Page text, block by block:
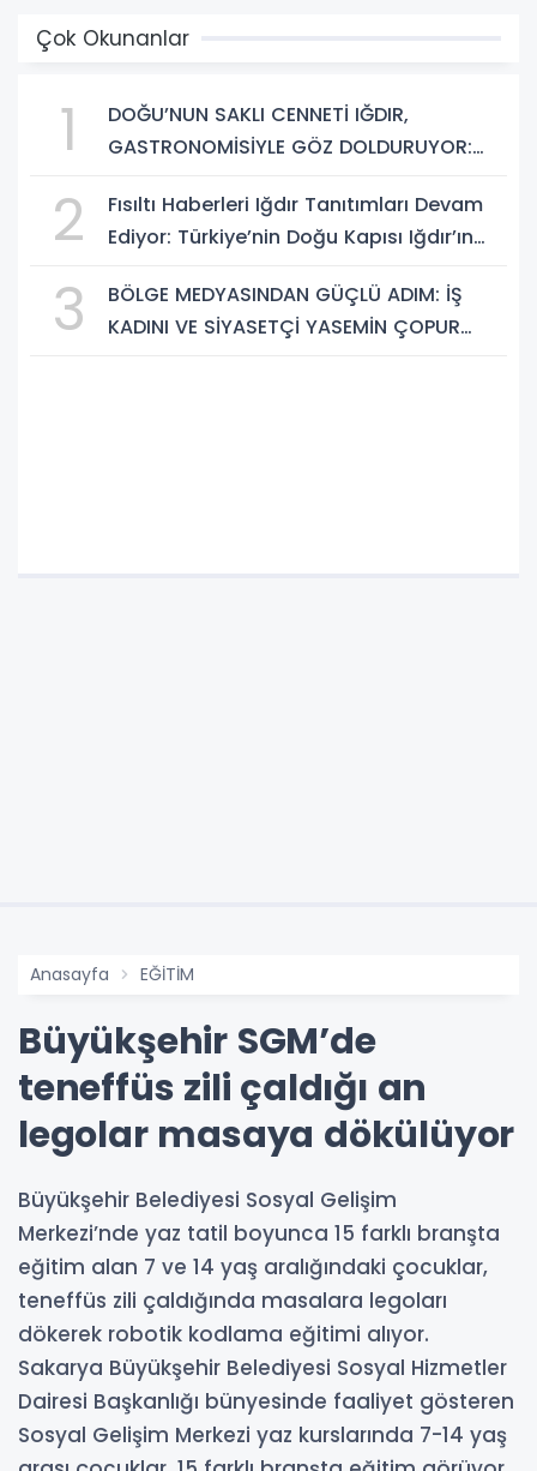
Çok Okunanlar
1
DOĞU’NUN SAKLI CENNETİ IĞDIR,
GASTRONOMİSİYLE GÖZ DOLDURUYOR:
BULUŞMA NOKTASI
2
Fısıltı Haberleri Iğdır Tanıtımları Devam
Ediyor: Türkiye’nin Doğu Kapısı Iğdır’ın
3
BÖLGE MEDYASINDAN GÜÇLÜ ADIM: İŞ
KADINI VE SİYASETÇİ YASEMİN ÇOPUR
Anasayfa EĞİTİM
Büyükşehir SGM’de
teneffüs zili çaldığı an
legolar masaya dökülüyor
Büyükşehir Belediyesi Sosyal Gelişim
Merkezi’nde yaz tatil boyunca 15 farklı branşta
eğitim alan 7 ve 14 yaş aralığındaki çocuklar,
teneffüs zili çaldığında masalara legoları
dökerek robotik kodlama eğitimi alıyor.
Sakarya Büyükşehir Belediyesi Sosyal Hizmetler
Dairesi Başkanlığı bünyesinde faaliyet gösteren
Sosyal Gelişim Merkezi yaz kurslarında 7-14 yaş